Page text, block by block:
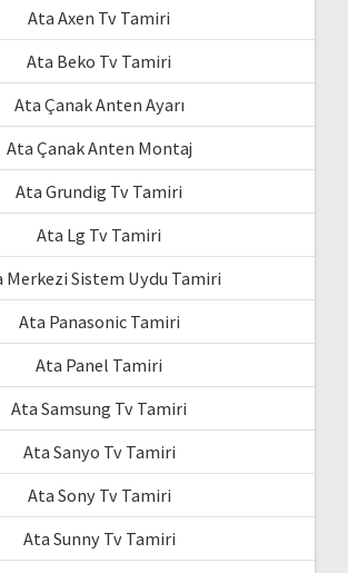
Ata Axen Tv Tamiri
Ata Beko Tv Tamiri
Ata Çanak Anten Ayarı
Ata Çanak Anten Montaj
Ata Grundig Tv Tamiri
Ata Lg Tv Tamiri
Merkezi Sistem Uydu Tamiri
Ata Panasonic Tamiri
Ata Panel Tamiri
Ata Samsung Tv Tamiri
Ata Sanyo Tv Tamiri
Ata Sony Tv Tamiri
Ata Sunny Tv Tamiri